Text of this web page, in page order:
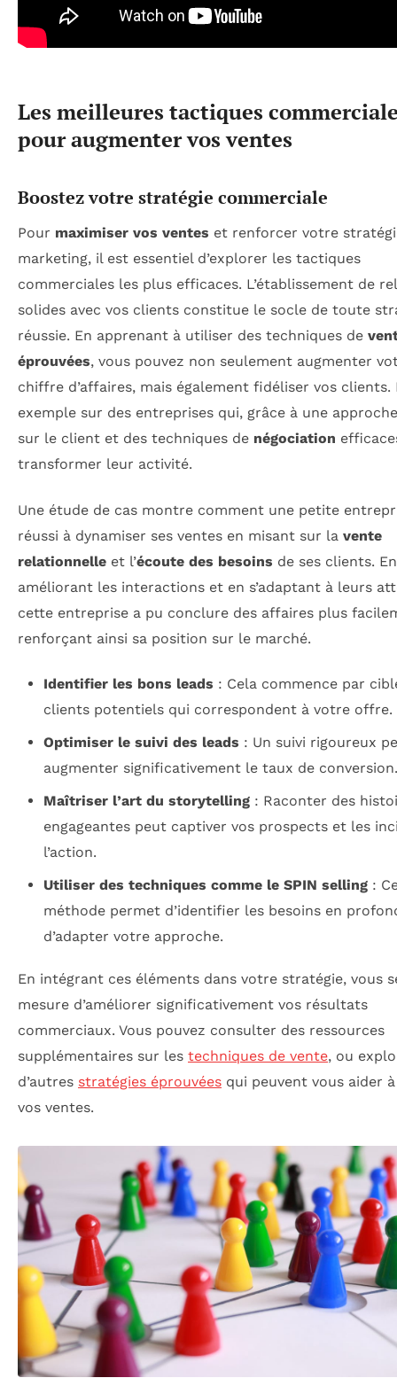
Les meilleures tactiques
pour augmenter vos ventes
Boostez votre stratégie commerciale
Pour maximiser vos ventes et renforcer votre
marketing, il est essentiel d’explorer les tactiques
commerciales les plus efficaces. L’établissement de
solides avec vos clients constitue le socle de toute
réussie. En apprenant à utiliser des techniques de
éprouvées, vous pouvez non seulement augmenter
chiffre d’affaires, mais également fidéliser vos clients.
exemple sur des entreprises qui, grâce à une
sur le client et des techniques de négociation
transformer leur activité.
Une étude de cas montre comment une petite
réussi à dynamiser ses ventes en misant sur la vente
relationnelle et l’écoute des besoins de ses clients. En
améliorant les interactions et en s’adaptant à leurs
cette entreprise a pu conclure des affaires plus
renforçant ainsi sa position sur le marché.
Identifier les bons leads : Cela commence par
clients potentiels qui correspondent à votre offre.
Optimiser le suivi des leads : Un suivi rigoureux
augmenter significativement le taux de conversion.
Maîtriser l’art du storytelling: Raconter des
engageantes peut captiver vos prospects et les
l’action.
Utiliser des techniques comme le SPIN selling:
méthode permet d’identifier les besoins en
d’adapter votre approche.
En intégrant ces éléments dans votre stratégie, vous
mesure d’améliorer significativement vos résultats
commerciaux. Vous pouvez consulter des ressources
supplémentaires sur les techniques de vente, ou
d’autres stratégies éprouvées qui peuvent vous aider
vos ventes.